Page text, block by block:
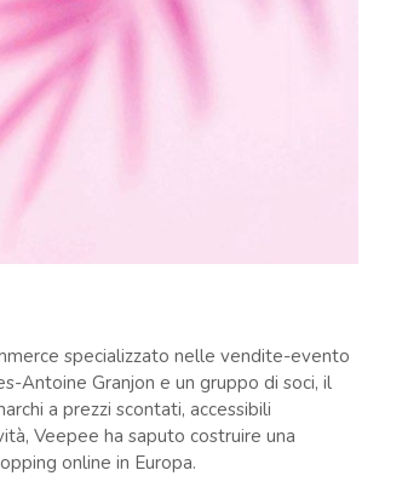
specializzato nelle vendite-evento
Antoine Granjon e un gruppo di soci, il
a prezzi scontati, accessibili
Veepee ha saputo costruire una
online in Europa.